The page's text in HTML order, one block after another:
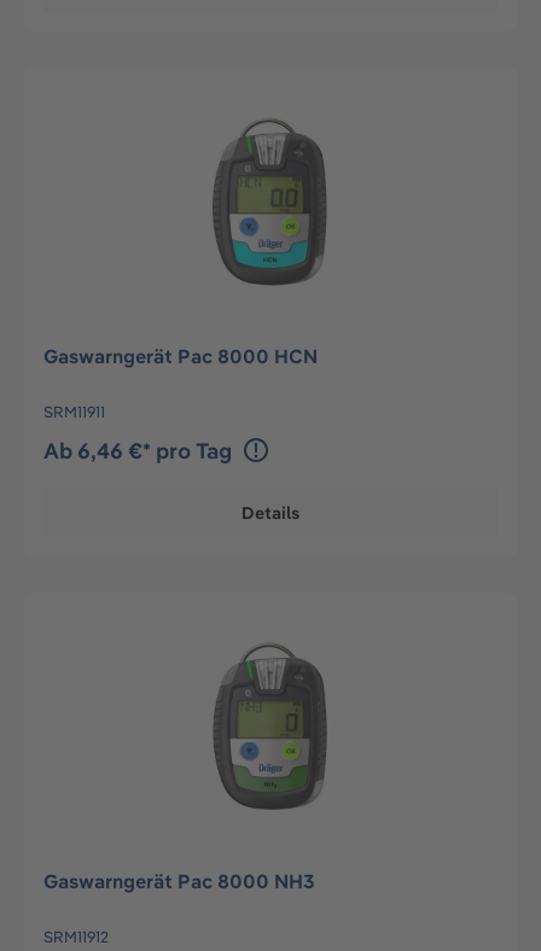
Gaswarngerät Pac 8000 HCN
SRM11911
Ab 6,46 €* pro Tag
Details
Gaswarngerät Pac 8000 NH3
SRM11912